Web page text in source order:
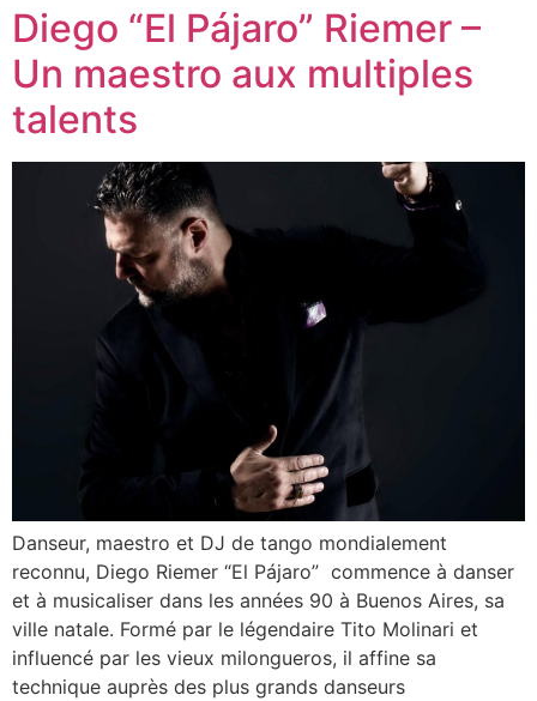
Diego “El Pájaro” Riemer –
Un maestro aux multiples
talents
Danseur, maestro et DJ de tango mondialement
reconnu, Diego Riemer “El Pájaro” commence à danser
et à musicaliser dans les années 90 à Buenos Aires, sa
ville natale. Formé par le légendaire Tito Molinari et
influencé par les vieux milongueros, il affine sa
technique auprès des plus grands danseurs